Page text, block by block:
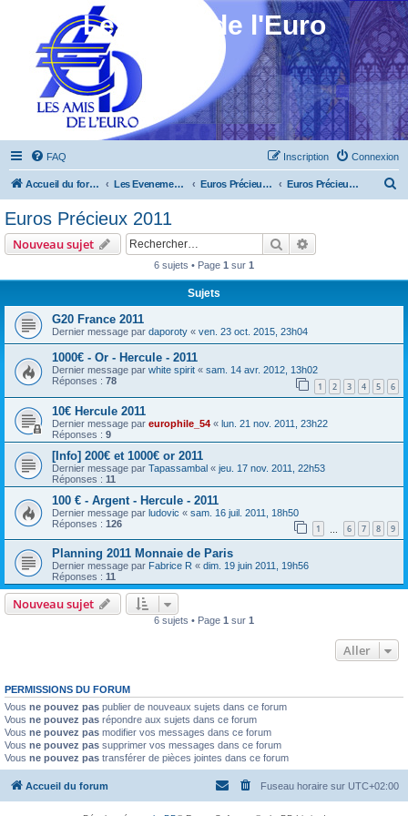
Les Amis de l'Euro
FAQ Connexion
Inscription
Accueil du forum Les Evenements ! [Ouvert au public] Euros Précieux 2010 à 2012 Euros Précieux 2011
r
Euros Précieux 2011
Nouveau sujet Rechercher
6 sujets • Page 1 sur 1
Sujets
G20 France 2011
Dernier message par daporoty « ven. 23 oct. 2015, 23h04
1000€ - Or - Hercule - 2011
Dernier message par white spirit « sam. 14 avr. 2012, 13h02
Réponses : 78 1 2 3 4 5 6
10€ Hercule 2011
Dernier message par europhile_54 « lun. 21 nov. 2011, 23h22
Réponses : 9
[Info] 200€ et 1000€ or 2011
Dernier message par Tapassambal « jeu. 17 nov. 2011, 22h53
Réponses : 11
100 € - Argent - Hercule - 2011
Dernier message par ludovic « sam. 16 juil. 2011, 18h50
Réponses : 126 1 6 7 8 9
Planning 2011 Monnaie de Paris
Dernier message par Fabrice R « dim. 19 juin 2011, 19h56
Réponses : 11
Nouveau sujet
6 sujets • Page 1 sur 1
Aller
PERMISSIONS DU FORUM
Vous ne pouvez pas publier de nouveaux sujets dans ce forum
Vous ne pouvez pas répondre aux sujets dans ce forum
Vous ne pouvez pas modifier vos messages dans ce forum
Vous ne pouvez pas supprimer vos messages dans ce forum
Vous ne pouvez pas transférer de pièces jointes dans ce forum
Accueil du forum Fuseau horaire sur UTC+02:00